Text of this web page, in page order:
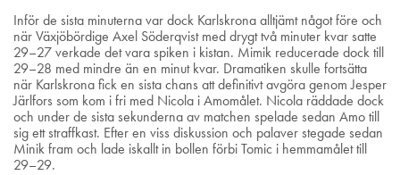
Inför de sista minuterna var dock Karlskrona alltjämt något före och
när Växjöbördige Axel Söderqvist med drygt två minuter kvar satte
29–27 verkade det vara spiken i kistan. Mimik reducerade dock till
29–28 med mindre än en minut kvar. Dramatiken skulle fortsätta
när Karlskrona fick en sista chans att definitivt avgöra genom Jesper
Järlfors som kom i fri med Nicola i Amomålet. Nicola räddade dock
och under de sista sekunderna av matchen spelade sedan Amo till
sig ett straffkast. Efter en viss diskussion och palaver stegade sedan
Minik fram och lade iskallt in bollen förbi Tomic i hemmamålet till
29–29.